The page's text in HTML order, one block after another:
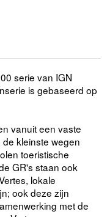
serie van IGN
is gebaseerd op
vanuit een vaste
kleinste wegen
toeristische
GR's staan ook
lokale
ook deze zijn
met de